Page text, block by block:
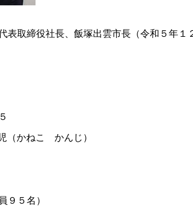
取締役社長、飯塚出雲市長（令和５年１
（かねこ かんじ）
９５名）